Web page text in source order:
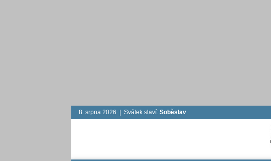
8. srpna 2026 | Svátek slaví: Soběslav